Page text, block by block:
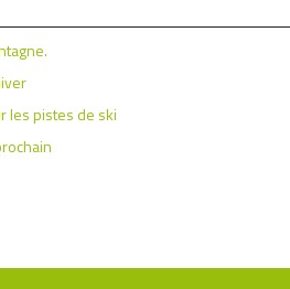
les pistes de ski